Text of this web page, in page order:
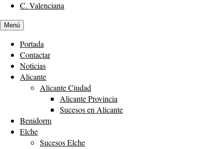
C. Valenciana
Menú
Portada
Contactar
Noticias
Alicante
Alicante Ciudad
Alicante Provincia
Sucesos en Alicante
Benidorm
Elche
Sucesos Elche